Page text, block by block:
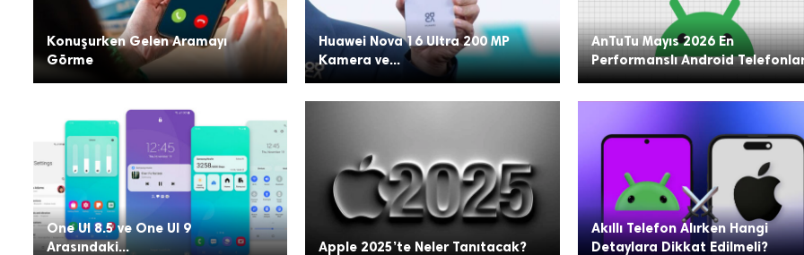
Konuşurken Gelen Aramayı
Görme
Huawei Nova 16 Ultra 200 MP
Kamera ve...
AnTuTu Mayıs 2026 En
Performanslı Android
One UI 8.5 ve One UI 9
Arasındaki...
Apple 2025’te Neler Tanıtacak?
Akıllı Telefon Alırken Hangi
Detaylara Dikkat Edilmeli?